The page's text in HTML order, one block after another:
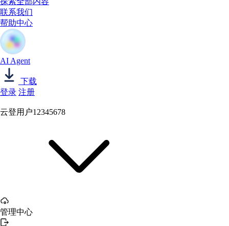
联系我们
帮助中心
AI Agent
下载
登录 注册
云登用户12345678
管理中心